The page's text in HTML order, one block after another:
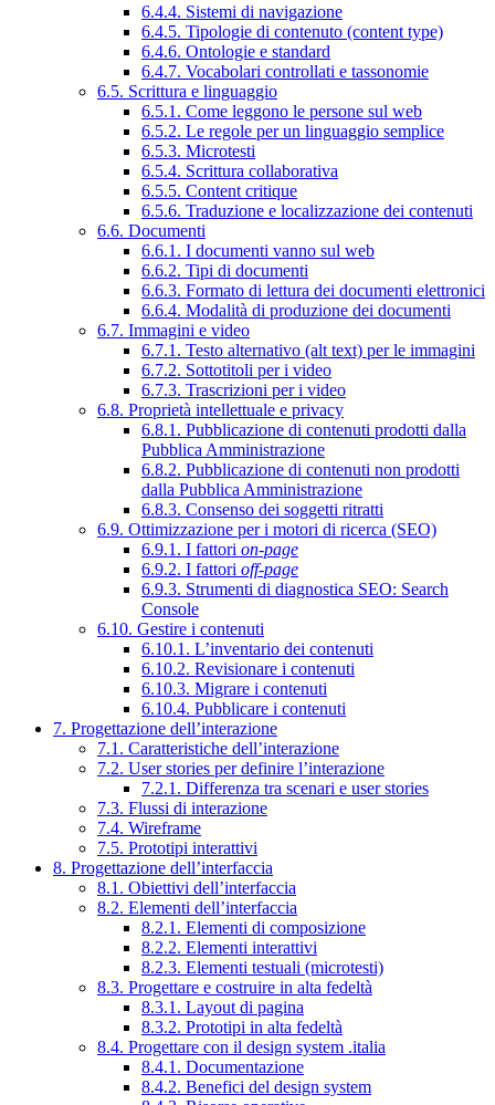
6.4.4. Sistemi di navigazione
6.4.5. Tipologie di contenuto (content type)
6.4.6. Ontologie e standard
6.4.7. Vocabolari controllati e tassonomie
6.5. Scrittura e linguaggio
6.5.1. Come leggono le persone sul web
6.5.2. Le regole per un linguaggio semplice
6.5.3. Microtesti
6.5.4. Scrittura collaborativa
6.5.5. Content critique
6.5.6. Traduzione e localizzazione dei contenuti
6.6. Documenti
6.6.1. I documenti vanno sul web
6.6.2. Tipi di documenti
6.6.3. Formato di lettura dei documenti elettronici
6.6.4. Modalità di produzione dei documenti
6.7. Immagini e video
6.7.1. Testo alternativo (alt text) per le immagini
6.7.2. Sottotitoli per i video
6.7.3. Trascrizioni per i video
6.8. Proprietà intellettuale e privacy
6.8.1. Pubblicazione di contenuti prodotti dalla
Pubblica Amministrazione
6.8.2. Pubblicazione di contenuti non prodotti
dalla Pubblica Amministrazione
6.8.3. Consenso dei soggetti ritratti
6.9. Ottimizzazione per i motori di ricerca (SEO)
6.9.1. I fattori on-page
6.9.2. I fattori off-page
6.9.3. Strumenti di diagnostica SEO: Search
Console
6.10. Gestire i contenuti
6.10.1. L’inventario dei contenuti
6.10.2. Revisionare i contenuti
6.10.3. Migrare i contenuti
6.10.4. Pubblicare i contenuti
7. Progettazione dell’interazione
7.1. Caratteristiche dell’interazione
7.2. User stories per definire l’interazione
7.2.1. Differenza tra scenari e user stories
7.3. Flussi di interazione
7.4. Wireframe
7.5. Prototipi interattivi
8. Progettazione dell’interfaccia
8.1. Obiettivi dell’interfaccia
8.2. Elementi dell’interfaccia
8.2.1. Elementi di composizione
8.2.2. Elementi interattivi
8.2.3. Elementi testuali (microtesti)
8.3. Progettare e costruire in alta fedeltà
8.3.1. Layout di pagina
8.3.2. Prototipi in alta fedeltà
8.4. Progettare con il design system .italia
8.4.1. Documentazione
8.4.2. Benefici del design system